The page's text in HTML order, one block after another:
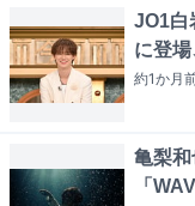
JO1白
に登
約1か月
亀梨
「